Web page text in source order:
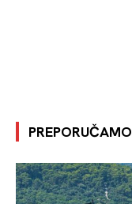
PREPORUČAMO